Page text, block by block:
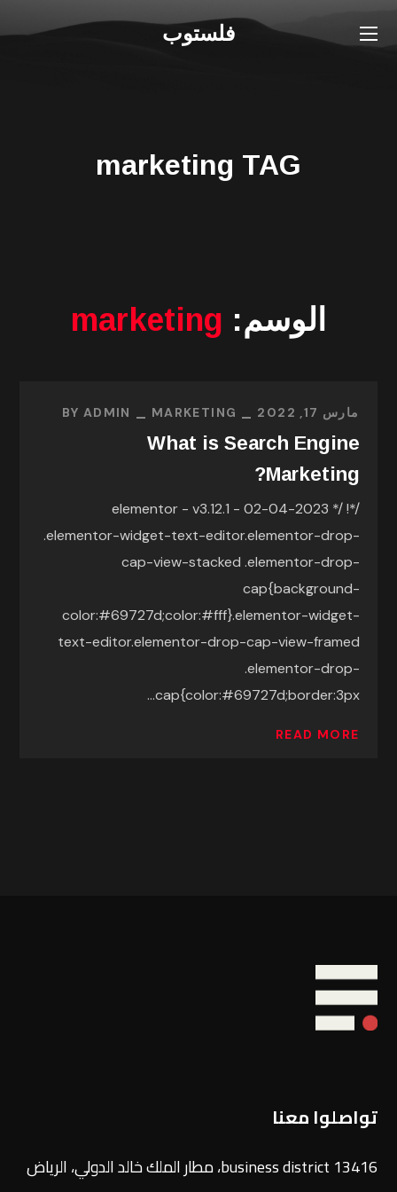
فلستوب
marketing TAG
الوسم: marketing
مارس 17, 2022 MARKETING
BY ADMIN
What is Search Engine
Marketing?
/*! elementor - v3.12.1 - 02-04-2023 */
.elementor-widget-text-editor.elementor-drop-
cap-view-stacked .elementor-drop-
cap{background-
color:#69727d;color:#fff}.elementor-widget-
text-editor.elementor-drop-cap-view-framed
.elementor-drop-
cap{color:#69727d;border:3px...
READ MORE
تواصلوا معنا
13416 business district، مطار الملك خالد الدولي، الرياض